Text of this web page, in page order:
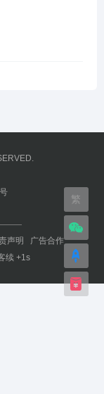
声明
广告合作
续 +1s
繁